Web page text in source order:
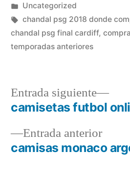
por
Publicado
en
Uncategorized
Etiquetas:
chandal psg 2018 donde
chandal psg final cardiff,
temporadas anteriores
Navegación
deEntrada anterior
camisas monaco
Entrada siguiente
camisetas futbol